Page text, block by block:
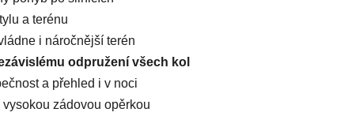
a terénu
i náročnější terén
odpružení všech kol
a přehled i v noci
zádovou opěrkou